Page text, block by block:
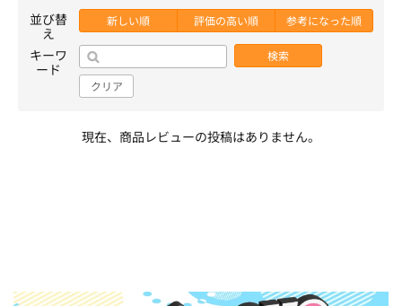
並び替
え
新しい順 評価の高い順 参考になった順
キーワ
ード
検索
クリア
現在、商品レビューの投稿はありません。